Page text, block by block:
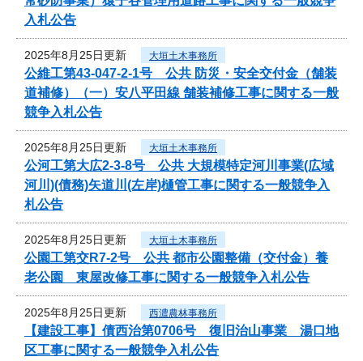
入札公告
2025年8月25日更新 大垣土木事務所
公維工第43-047-2-1号 公共 防災・安全交付金（舗装
道補修）（一）安八平田線 舗装補修工事に関する一般
競争入札公告
2025年8月25日更新 大垣土木事務所
公河工第大広2-3-8号 公共 大規模特定河川事業(広域
河川)(債務)矢道川(左岸)樋管工事に関する一般競争入
札公告
2025年8月25日更新 大垣土木事務所
公園工第交R7-2号 公共 都市公園整備（交付金）養
老公園 東屋改修工事に関する一般競争入札公告
2025年8月25日更新 西濃農林事務所
【建設工事】債西治第0706号 復旧治山事業 湯口地
区工事に関する一般競争入札公告